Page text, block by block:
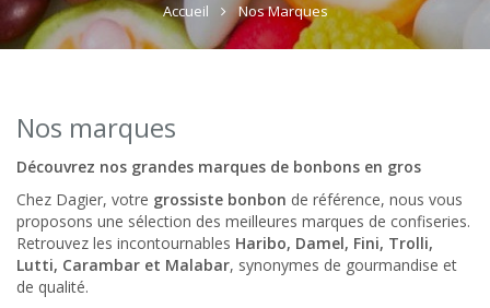
Accueil Nos Marques
Nos marques
Découvrez nos grandes marques de bonbons en gros
Chez Dagier, votre grossiste bonbon de référence, nous vous
proposons une sélection des meilleures marques de confiseries.
Retrouvez les incontournables Haribo, Damel, Fini, Trolli,
Lutti, Carambar et Malabar, synonymes de gourmandise et
de qualité.